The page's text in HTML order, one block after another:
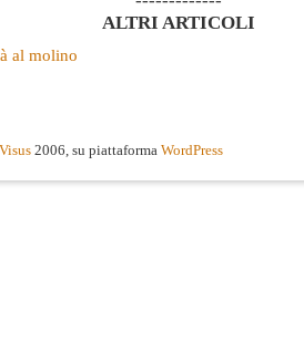
ALTRI ARTICOLI
al molino
Visus 2006, su piattaforma WordPress